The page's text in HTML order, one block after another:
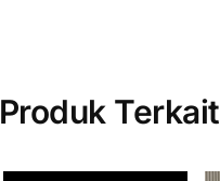
Produk Terkait